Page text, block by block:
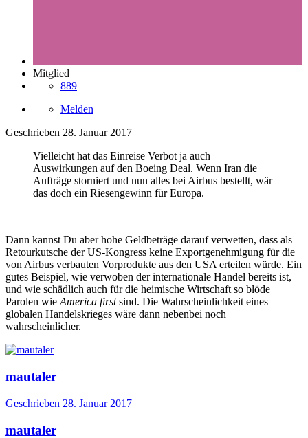
Mitglied
889
Melden
Geschrieben 28. Januar 2017
Vielleicht hat das Einreise Verbot ja auch
Auswirkungen auf den Boeing Deal. Wenn Iran die
Aufträge storniert und nun alles bei Airbus bestellt, wär
das doch ein Riesengewinn für Europa.
Dann kannst Du aber hohe Geldbeträge darauf verwetten, dass als
Retourkutsche der US-Kongress keine Exportgenehmigung für die
von Airbus verbauten Vorprodukte aus den USA erteilen würde. Ein
gutes Beispiel, wie verwoben der internationale Handel bereits ist,
und wie schädlich auch für die heimische Wirtschaft so blöde
Parolen wieAmerica firstsind. Die Wahrscheinlichkeit eines
globalen Handelskrieges wäre dann nebenbei noch
wahrscheinlicher.
mautaler
Geschrieben 28. Januar 2017
mautaler